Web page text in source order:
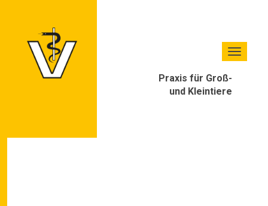
Toggle
Praxis für Groß-
und Kleintiere
×